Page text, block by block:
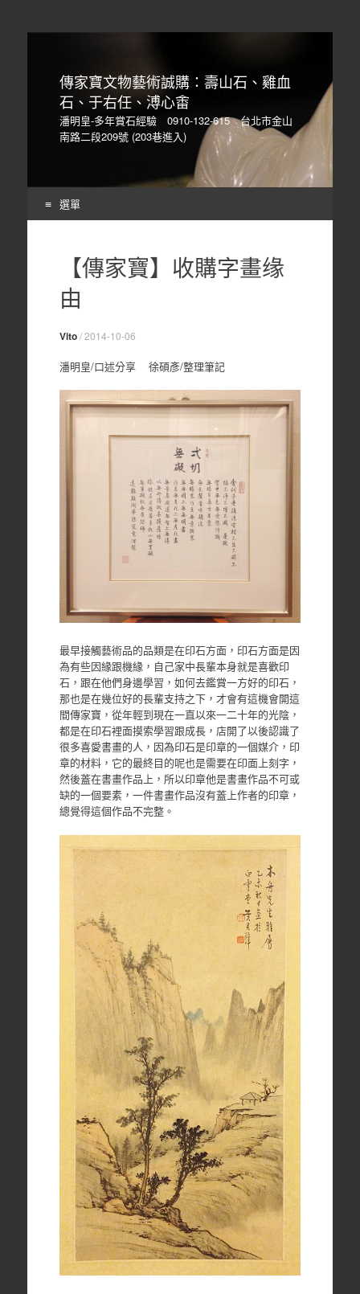
傳家寶文物藝術誠購：壽山石、雞血
石、于右任、溥心畬
潘明皇-多年賞石經驗 0910-132-615 台北市金山
南路二段209號 (203巷進入)
選單
【傳家寶】收購字畫缘
由
Vito/2014-10-06
潘明皇/口述分享 徐碩彥/整理筆記
最早接觸藝術品的品類是在印石方面，印石方面是因
為有些因緣跟機緣，自己家中長輩本身就是喜歡印
石，跟在他們身邊學習，如何去鑑賞一方好的印石，
那也是在幾位好的長輩支持之下，才會有這機會開這
間傳家寶，從年輕到現在一直以來一二十年的光陰，
都是在印石裡面摸索學習跟成長，店開了以後認識了
很多喜愛書畫的人，因為印石是印章的一個媒介，印
章的材料，它的最終目的呢也是需要在印面上刻字，
然後蓋在書畫作品上，所以印章他是書畫作品不可或
缺的一個要素，一件書畫作品沒有蓋上作者的印章，
總覺得這個作品不完整。